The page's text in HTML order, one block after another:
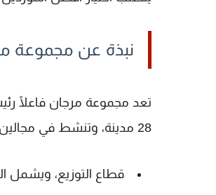
نبذة عن مجموعة
تعد مجموعة مرجان فاعلًا
28 مدينة
، وتنشط في
قطاع التوزيع، ويشمل